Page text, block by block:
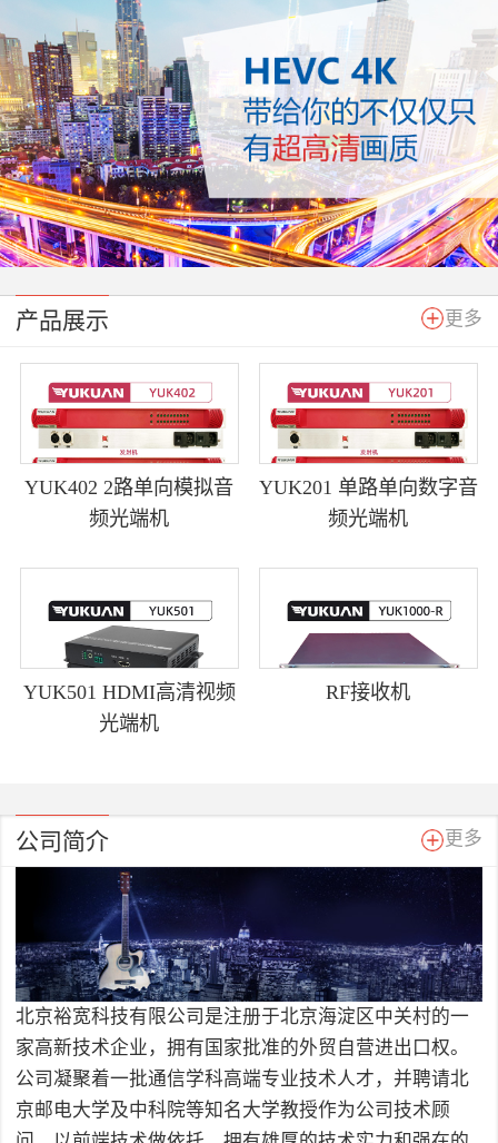
产品展示 更多
YUK402 2路单向模拟音
频光端机
YUK201 单路单向数字音
频光端机
YUK501 HDMI高清视频
光端机
RF接收机
公司简介 更多
北京裕宽科技有限公司是注册于北京海淀区中关村的一
家高新技术企业，拥有国家批准的外贸自营进出口权。
公司凝聚着一批通信学科高端专业技术人才，并聘请北
京邮电大学及中科院等知名大学教授作为公司技术顾